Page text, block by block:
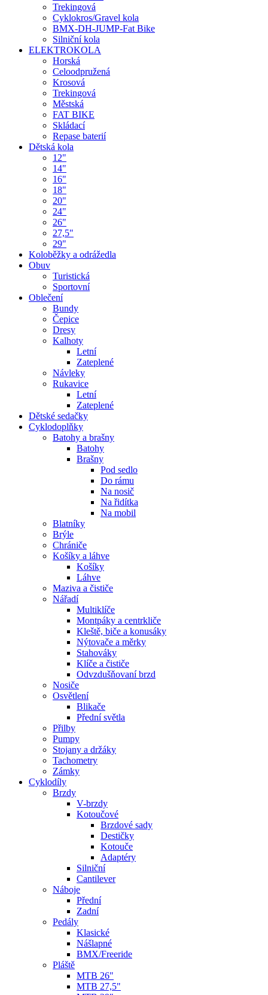
Trekingová
Cyklokros/Gravel kola
BMX-DH-JUMP-Fat Bike
Silniční kola
ELEKTROKOLA
Horská
Celoodpružená
Krosová
Trekingová
Městská
FAT BIKE
Skládací
Repase baterií
Dětská kola
12"
14"
16"
18"
20"
24"
26"
27,5"
29"
Koloběžky a odrážedla
Obuv
Turistická
Sportovní
Oblečení
Bundy
Čepice
Dresy
Kalhoty
Letní
Zateplené
Návleky
Rukavice
Letní
Zateplené
Dětské sedačky
Cyklodoplňky
Batohy a brašny
Batohy
Brašny
Pod sedlo
Do rámu
Na nosič
Na řidítka
Na mobil
Blatníky
Brýle
Chrániče
Košíky a láhve
Košíky
Láhve
Maziva a čističe
Nářadí
Multiklíče
Montpáky a centrkliče
Kleště, biče a konusáky
Nýtovače a měrky
Stahováky
Klíče a čističe
Odvzdušňovaní brzd
Nosiče
Osvětlení
Blikače
Přední světla
Přilby
Pumpy
Stojany a držáky
Tachometry
Zámky
Cyklodíly
Brzdy
V-brzdy
Kotoučové
Brzdové sady
Destičky
Kotouče
Adaptéry
Silniční
Cantilever
Náboje
Přední
Zadní
Pedály
Klasické
Nášlapné
BMX/Freeride
Pláště
MTB 26"
MTB 27,5"